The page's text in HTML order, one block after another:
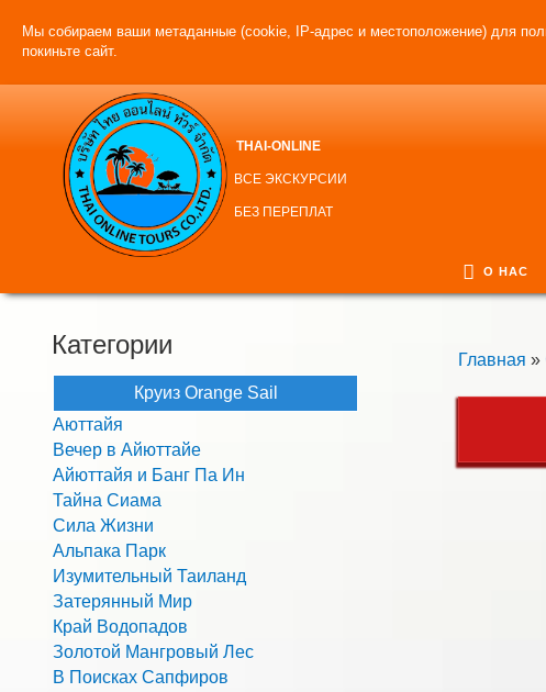
Мы собираем ваши метаданные (cookie, IP-адрес и местоположение) для
покиньте сайт.
THAI-ONLINE
ВСЕ ЭКСКУРСИИ
БЕЗ ПЕРЕПЛАТ
О НАС
Главная »
Категории
Круиз Orange Sail
Аюттайя
Вечер в Айюттайе
Айюттайя и Банг Па Ин
Тайна Сиама
Сила Жизни
Альпака Парк
Изумительный Таиланд
Затерянный Мир
Край Водопадов
Золотой Мангровый Лес
В Поисках Сапфиров